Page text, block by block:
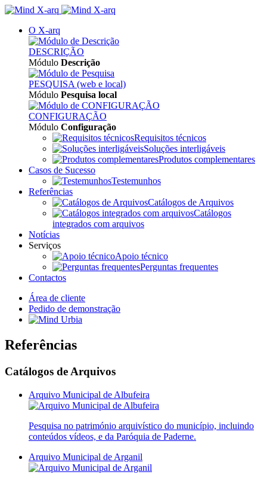
O X-arq
DESCRIÇÃO
Módulo Descrição
PESQUISA (web e local)
Módulo Pesquisa local
CONFIGURAÇÃO
Módulo Configuração
Requisitos técnicos
Soluções interligáveis
Produtos complementares
Casos de Sucesso
Testemunhos
Referências
Catálogos de Arquivos
Catálogos
integrados com arquivos
Notícias
Serviços
Apoio técnico
Perguntas frequentes
Contactos
Área de cliente
Pedido de demonstração
Referências
Catálogos de Arquivos
Arquivo Municipal de Albufeira
Pesquisa no património arquivístico do município, incluindo
conteúdos vídeos, e da Paróquia de Paderne.
Arquivo Municipal de Arganil